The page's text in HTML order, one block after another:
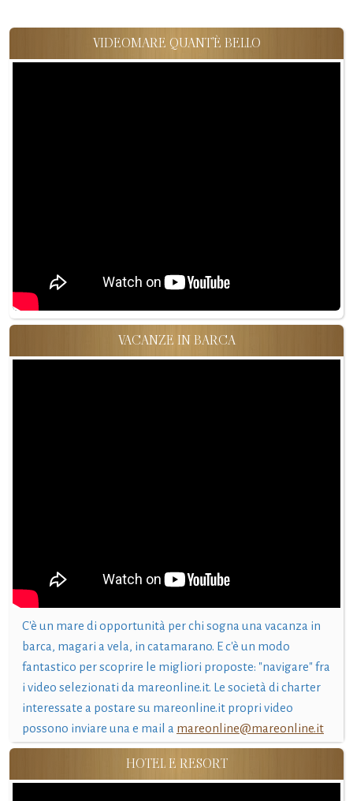
VIDEOMARE QUANT'È BELLO
VACANZE IN BARCA
C'è un mare di opportunità per chi sogna una vacanza in
barca, magari a vela, in catamarano. E c'è un modo
fantastico per scoprire le migliori proposte: "navigare" fra
i video selezionati da mareonline.it. Le società di charter
interessate a postare su mareonline.it propri video
possono inviare una e mail a mareonline@mareonline.it
HOTEL E RESORT